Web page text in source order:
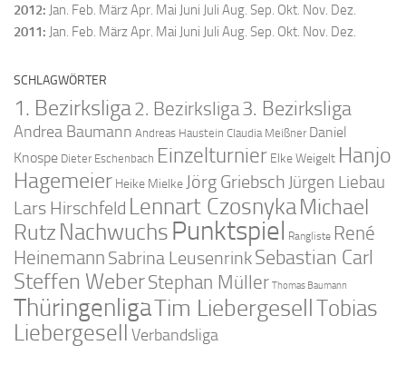
2012: Jan. Feb. MärzApr. Mai Juni Juli Aug. Sep. Okt. Nov. Dez.
2011: Jan. Feb. MärzApr. Mai Juni Juli Aug. Sep. Okt. Nov. Dez.
SCHLAGWÖRTER
1. Bezirksliga 2. Bezirksliga 3. Bezirksliga
Andrea Baumann Andreas Haustein Claudia Meißner Daniel
Knospe Dieter Eschenbach Einzelturnier Elke Weigelt Hanjo
Hagemeier Heike Mielke Jörg Griebsch Jürgen Liebau
Lars Hirschfeld Lennart Czosnyka Michael
Rutz Nachwuchs Punktspiel Rangliste René
Heinemann Sabrina LeusenrinkSebastian Carl
Steffen WeberStephan Müller Thomas Baumann
ThüringenligaTim LiebergesellTobias
Liebergesell Verbandsliga